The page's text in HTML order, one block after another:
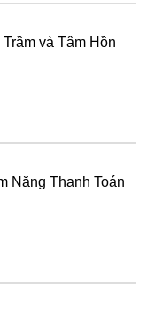
và Tâm Hồn
Năng Thanh Toán